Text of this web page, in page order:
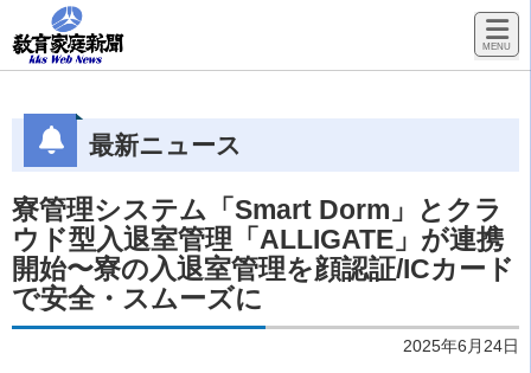
最新ニュース
寮管理システム「Smart Dorm」とクラ
ウド型入退室管理「ALLIGATE」が連携
開始〜寮の入退室管理を顔認証/ICカード
で安全・スムーズに
2025年6月24日